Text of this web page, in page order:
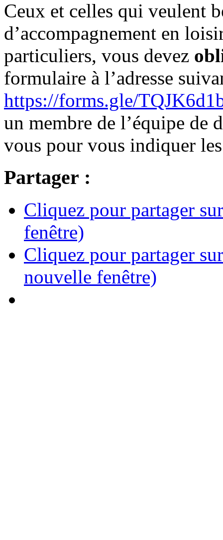
Ceux et celles qui veulent
d’accompagnement en
particuliers, vous devez
formulaire à l’adresse
https://forms.gle/
un membre de l’équipe de
vous pour vous indiquer
Partager :
Cliquez pour partager
fenêtre)
Cliquez pour partager
nouvelle fenêtre)